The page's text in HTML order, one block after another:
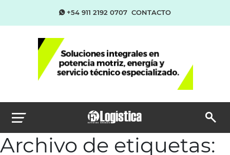
+54 911 2192 0707 CONTACTO
Archivo de etiquetas: